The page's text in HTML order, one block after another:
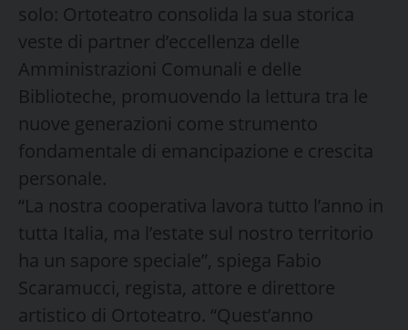
solo: Ortoteatro consolida la sua storica
veste di partner d’eccellenza delle
Amministrazioni Comunali e delle
Biblioteche, promuovendo la lettura tra le
nuove generazioni come strumento
fondamentale di emancipazione e crescita
personale.
“La nostra cooperativa lavora tutto l’anno in
tutta Italia, ma l’estate sul nostro territorio
ha un sapore speciale”, spiega Fabio
Scaramucci, regista, attore e direttore
artistico di Ortoteatro. “Quest’anno